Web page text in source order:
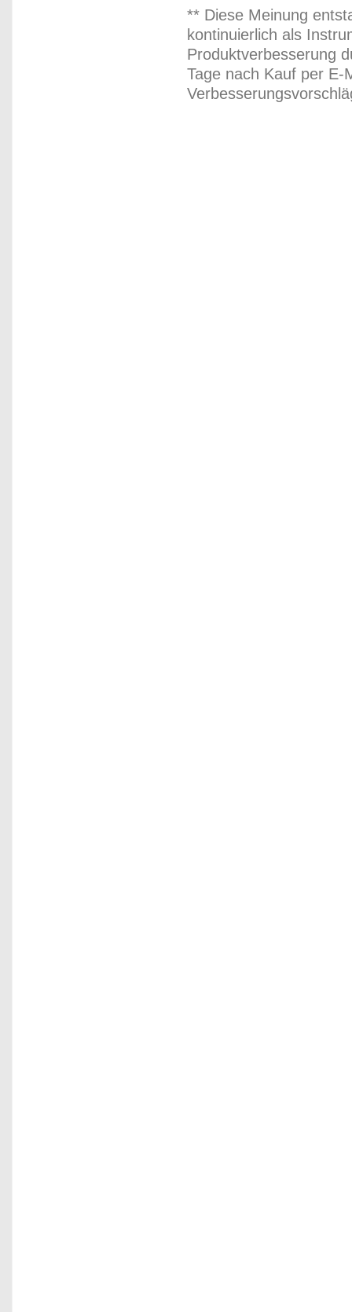
** Diese Meinung
kontinuierlich als
Produktverbesserung
Tage nach Kauf per E-